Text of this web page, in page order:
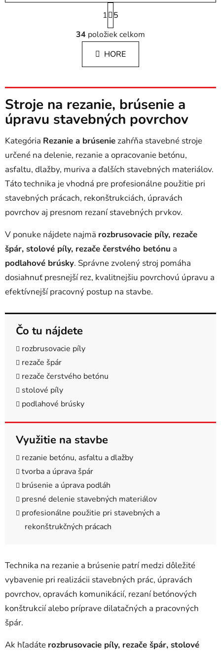
O
v
l
á
d
c
i
e
p
r
v
k
y
ý
p
i
u
S
t
r
á
n
k
n
i
e
1
5
34 položiek celkom
HORE
Stroje na rezanie, brúsenie a
úpravu stavebných povrchov
Kategória Rezanie a brúsenie zahŕňa stavebné stroje
určené na delenie, rezanie a opracovanie betónu,
asfaltu, dlažby, muriva a ďalších stavebných materiálov.
Táto technika je vhodná pre profesionálne použitie pri
stavebných prácach, rekonštrukciách, úpravách
povrchov aj presnom rezaní stavebných prvkov.
V ponuke nájdete najmä rozbrusovacie píly, rezače
špár, stolové píly, rezače čerstvého betónu a
podlahové brúsky. Správne zvolený stroj pomáha
dosiahnuť presnejší rez, kvalitnejšiu povrchovú úpravu a
efektívnejší pracovný postup na stavbe.
Čo tu nájdete
rozbrusovacie píly
rezače špár
rezače čerstvého betónu
stolové píly
podlahové brúsky
Využitie na stavbe
rezanie betónu, asfaltu a dlažby
tvorba a úprava špár
brúsenie a úprava podláh
presné delenie stavebných materiálov
profesionálne použitie pri stavebných a
rekonštrukčných prácach
Technika na rezanie a brúsenie patrí medzi dôležité
vybavenie pri realizácii stavebných prác, úpravách
povrchov, opravách komunikácií, rezaní betónových
konštrukcií alebo príprave dilatačných a pracovných
špár.
Ak hľadáte rozbrusovacie píly, rezače špár, stolové